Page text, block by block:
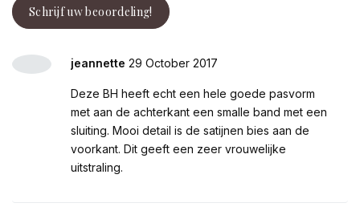
Schrijf uw beoordeling!
jeannette 29 October 2017
Deze BH heeft echt een hele goede pasvorm
met aan de achterkant een smalle band met een
sluiting. Mooi detail is de satijnen bies aan de
voorkant. Dit geeft een zeer vrouwelijke
uitstraling.